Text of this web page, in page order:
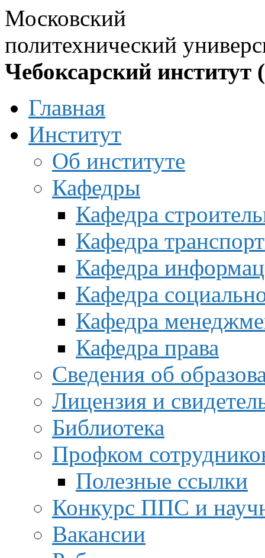
Московский
политехнический
Чебоксарский институт
Главная
Институт
Об институте
Кафедры
Кафедра
Кафедра
Кафедра
Кафедра
Кафедра
Кафедра права
Сведения об
Лицензия и
Библиотека
Профком
Полезные ссылки
Конкурс ППС и
Вакансии